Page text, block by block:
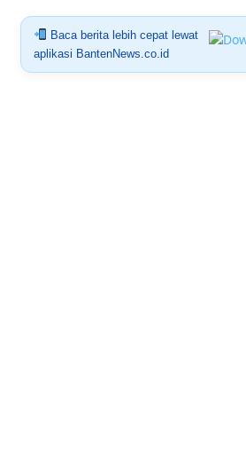
Baca berita lebih cepat lewat
aplikasi BantenNews.co.id